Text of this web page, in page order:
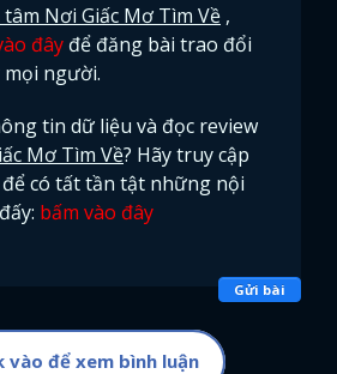
Nơi Giấc Mơ Tìm Về ,
đây để đăng bài trao đổi
người.
tin dữ liệu và đọc review
Mơ Tìm Về? Hãy truy cập
để có tất tần tật những nội
bấm vào đây
Gửi bài
vào để xem bình luận